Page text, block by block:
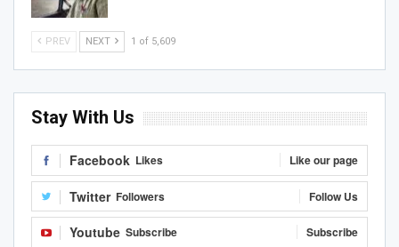
PREV NEXT 1 of 5,609
Stay With Us
Facebook Likes Like our page
Twitter Followers Follow Us
Youtube Subscribe Subscribe